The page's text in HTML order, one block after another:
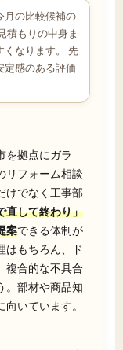
月の比較候補の
積もりの中身ま
くなります。 先
定感のある評価
を拠点にガラ
リフォーム相談
けでなく工事部
直して終わり」
案できる体制が
はもちろん、ド
複合的な不具合
。部材や商品知
いています。